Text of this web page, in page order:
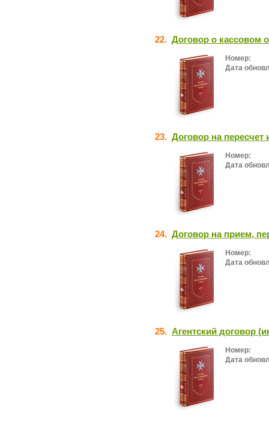
22. Договор о кассовом
Номер:
Дата
23. Договор на пересчет
Номер:
Дата
24. Договор на прием,
Номер:
Дата
25. Агентский договор
Номер:
Дата